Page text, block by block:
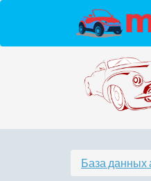
База данных